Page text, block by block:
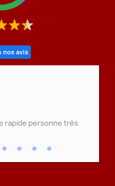
nos avis
rapide personne très
en très